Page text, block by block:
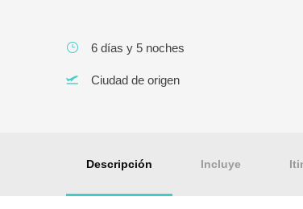
6 días y 5 noches
Ciudad de origen
Descripción Incluye